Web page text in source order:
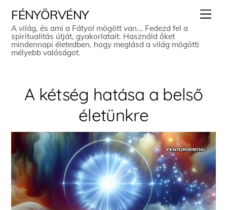
content
FÉNYÖRVÉNY
A világ, és ami a Fátyol mögött van... Fedezd fel a
spiritualitás útját, gyakorlatait. Használd őket
mindennapi életedben, hogy meglásd a világ mögötti
mélyebb valóságot.
A kétség hatása a belső
életünkre